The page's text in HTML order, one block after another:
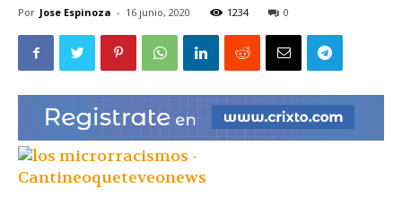
|
Por Jose Espinoza - 16 junio, 2020 1234 0